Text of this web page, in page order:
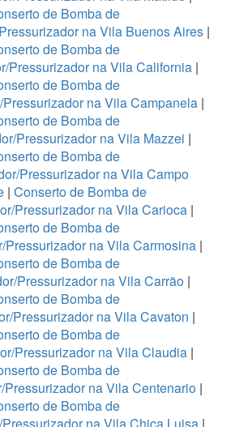
de Bomba de
na Vila Buenos Aires|
de Bomba de
Pressurizador na Vila California |
de Bomba de
na Vila Campanela |
de Bomba de
Pressurizador na Vila Mazzei |
de Bomba de
Pressurizador na Vila Campo
| Conserto de Bomba de
Pressurizador na Vila Carioca|
de Bomba de
Pressurizador na Vila Carmosina|
de Bomba de
Pressurizador na Vila Carrão |
de Bomba de
Pressurizador na Vila Cavaton |
de Bomba de
Pressurizador na Vila Claudia|
de Bomba de
na Vila Centenario |
de Bomba de